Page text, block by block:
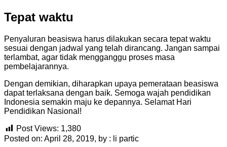
Tepat waktu
Penyaluran beasiswa harus dilakukan secara tepat waktu
sesuai dengan jadwal yang telah dirancang. Jangan sampai
terlambat, agar tidak mengganggu proses masa
pembelajarannya.
Dengan demikian, diharapkan upaya pemerataan beasiswa
dapat terlaksana dengan baik. Semoga wajah pendidikan
Indonesia semakin maju ke depannya. Selamat Hari
Pendidikan Nasional!
Post Views: 1,380
Posted on: April 28, 2019, by : li partic